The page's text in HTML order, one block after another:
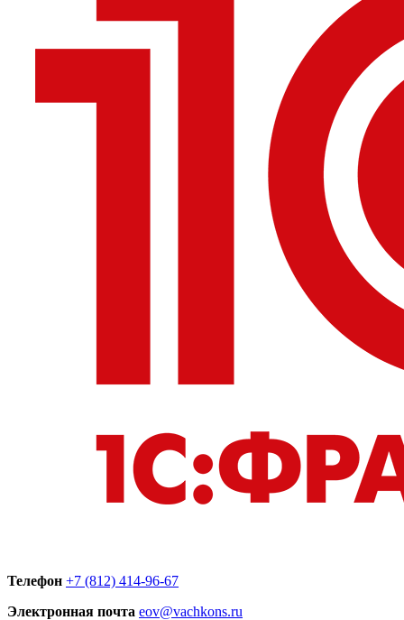
Телефон +7 (812) 414-96-67
Электронная почта eov@vachkons.ru